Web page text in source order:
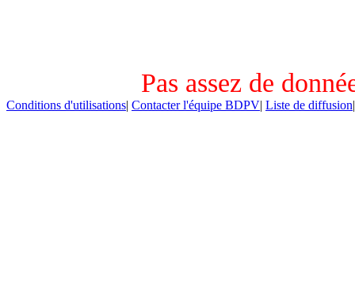
Pas assez de
Conditions d'utilisations| Contacter l'équipe BDPV| Liste de diffusion